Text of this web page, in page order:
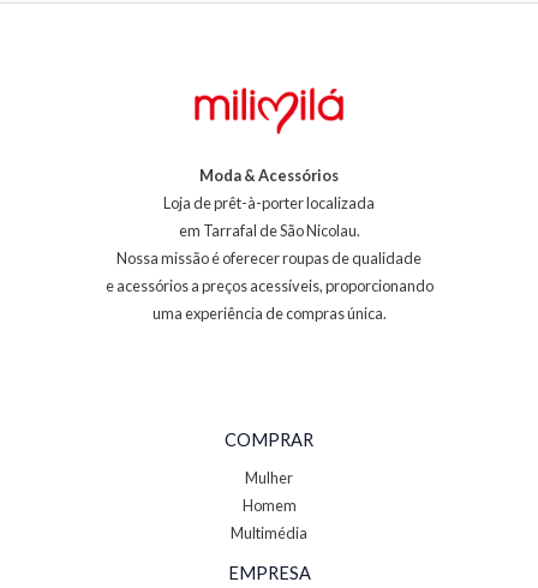
Moda & Acessórios
Loja de prêt-à-porter localizada
em Tarrafal de São Nicolau.
Nossa missão é oferecer roupas de qualidade
e acessórios a preços acessíveis, proporcionando
uma experiência de compras única.
COMPRAR
Mulher
Homem
Multimédia
EMPRESA